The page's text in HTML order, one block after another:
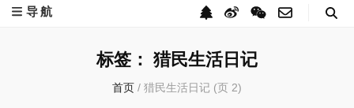
导航
标签： 猎民生活日记
首页 / 猎民生活日记 (页 2)